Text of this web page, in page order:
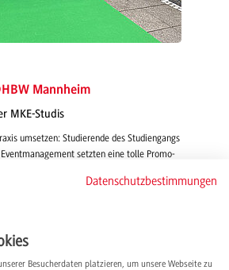
Mannheim
MKE-Studis
umsetzen: Studierende des Studiengangs
setzten eine tolle Promo-
Datenschutzbestimmungen
Besucherdaten platzieren, um unsere Webseite zu